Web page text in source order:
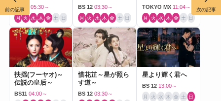
BS 12 05:30～
月 火 水 木 金 土 日
BS 12 03:30～
月 火 水 木 金 土 日
TOKYO MX 11:04～
月 火 水 木 金 土 日
扶揺(フーヤオ)～
伝説の皇后～
BS11 04:00～
惜花芷～星が照ら
す道～
BS 12 03:30～
星より輝く君へ
BS 12 13:00～
月 火 水 木 金 土 日
前の記事 次の記事